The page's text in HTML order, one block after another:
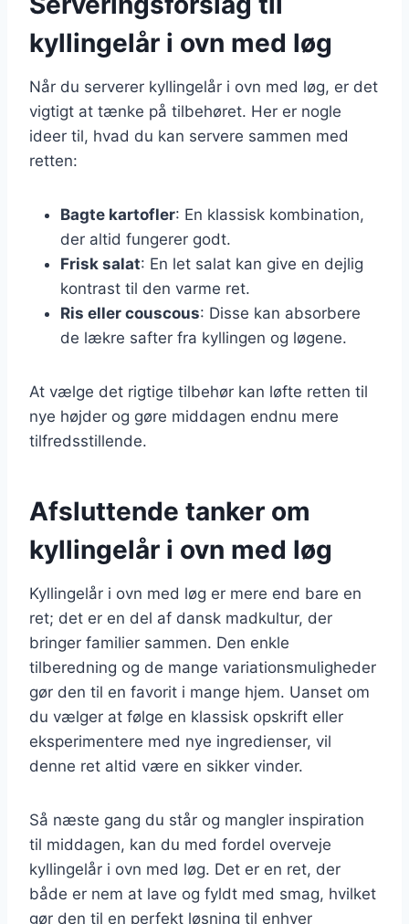
kyllingelår i ovn med løg
Når du serverer kyllingelår i ovn med løg, er det
vigtigt at tænke på tilbehøret. Her er nogle
ideer til, hvad du kan servere sammen med
retten:
Bagte kartofler: En klassisk kombination,
der altid fungerer godt.
Frisk salat: En let salat kan give en dejlig
kontrast til den varme ret.
Ris eller couscous: Disse kan absorbere
de lækre safter fra kyllingen og løgene.
At vælge det rigtige tilbehør kan løfte retten til
nye højder og gøre middagen endnu mere
tilfredsstillende.
Afsluttende tanker om
kyllingelår i ovn med løg
Kyllingelår i ovn med løg er mere end bare en
ret; det er en del af dansk madkultur, der
bringer familier sammen. Den enkle
tilberedning og de mange variationsmuligheder
gør den til en favorit i mange hjem. Uanset om
du vælger at følge en klassisk opskrift eller
eksperimentere med nye ingredienser, vil
denne ret altid være en sikker vinder.
Så næste gang du står og mangler inspiration
til middagen, kan du med fordel overveje
kyllingelår i ovn med løg. Det er en ret, der
både er nem at lave og fyldt med smag, hvilket
gør den til en perfekt løsning til enhver